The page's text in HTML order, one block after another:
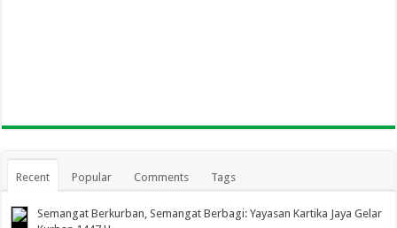
Recent Popular Comments Tags
Semangat Berkurban, Semangat Berbagi: Yayasan Kartika Jaya Gelar